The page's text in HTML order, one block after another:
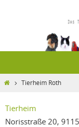
HomeTierheim Roth
Tierheim
Norisstraße 20,